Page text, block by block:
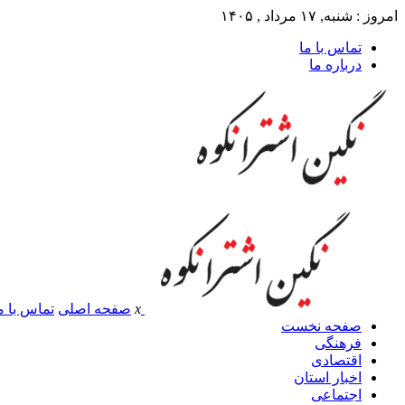
امروز : شنبه, ۱۷ مرداد , ۱۴۰۵
تماس با ما
درباره ما
x صفحه اصلی تماس با
صفحه نخست
فرهنگی
اقتصادی
اخبار استان
اجتماعی